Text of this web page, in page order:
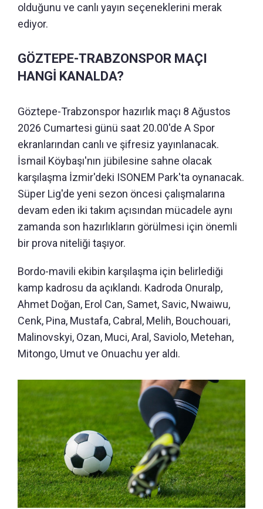
olduğunu ve canlı yayın seçeneklerini merak
ediyor.
GÖZTEPE-TRABZONSPOR MAÇI
HANGİ KANALDA?
Göztepe-Trabzonspor hazırlık maçı 8 Ağustos
2026 Cumartesi günü saat 20.00'de A Spor
ekranlarından canlı ve şifresiz yayınlanacak.
İsmail Köybaşı'nın jübilesine sahne olacak
karşılaşma İzmir'deki ISONEM Park'ta oynanacak.
Süper Lig'de yeni sezon öncesi çalışmalarına
devam eden iki takım açısından mücadele aynı
zamanda son hazırlıkların görülmesi için önemli
bir prova niteliği taşıyor.
Bordo-mavili ekibin karşılaşma için belirlediği
kamp kadrosu da açıklandı. Kadroda Onuralp,
Ahmet Doğan, Erol Can, Samet, Savic, Nwaiwu,
Cenk, Pina, Mustafa, Cabral, Melih, Bouchouari,
Malinovskyi, Ozan, Muci, Aral, Saviolo, Metehan,
Mitongo, Umut ve Onuachu yer aldı.